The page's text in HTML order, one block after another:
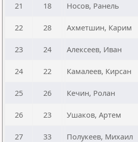
21 18 Носов, Ранель
22 28 Ахметшин, Карим
23 24 Алексеев, Иван
24 22 Камалеев, Кирсан
25 26 Кечин, Ролан
26 23 Ушаков, Артем
27 33 Полукеев, Михаил